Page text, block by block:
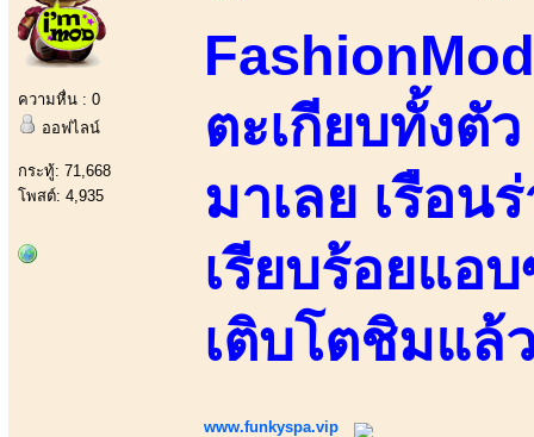
ความหื่น : 0
ออฟไลน์
กระทู้: 71,668
โพสต์: 4,935
ตะเกียบทั้งตั
มาเลย เรือน
เรียบร้อยแอ
เติบโตชิมแล้
www.funkyspa.vip